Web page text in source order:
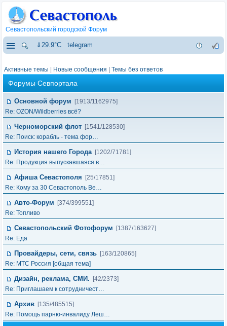
Севастопольский городской Форум
⇓29.9°C telegram
Активные темы Новые сообщения Темы без ответов
Форумы Севпортала
Основной форум
[1913/1162975]
Re: OZON/Wildberries всё?
Черноморский флот [1541/128530]
Re: Поиск: корабль - тема фор…
История нашего Города [1202/71781]
Re: Продукция выпускавшаяся в…
Афиша Севастополя
[25/17851]
Re: Кому за 30 Севастополь Ве…
Авто-Форум
[374/399551]
Re: Топливо
Севастопольский Фотофорум
[1387/163627]
Re: Еда
Провайдеры, сети, связь [163/120865]
Re: МТС Россия [общая тема]
Дизайн, реклама, СМИ.
[42/2373]
Re: Приглашаем к сотрудничест…
Архив [135/485515]
Re: Помощь парню-инвалиду Леш…